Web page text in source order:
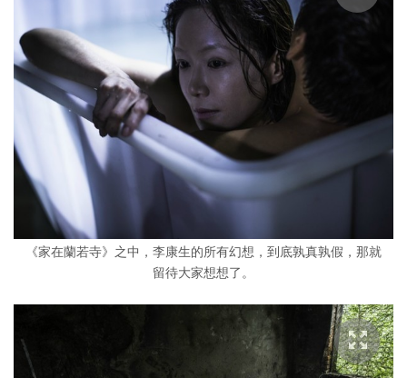
《家在蘭若寺》之中，李康生的所有幻想，到底孰真孰假，那就
留待大家想想了。